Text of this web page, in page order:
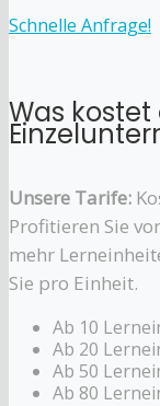
Schnelle Anfrage!
Was
Unsere Tarife:
Profitieren Sie
mehr
Sie pro Einheit.
Ab 10
Ab 20
Ab 50
Ab 80